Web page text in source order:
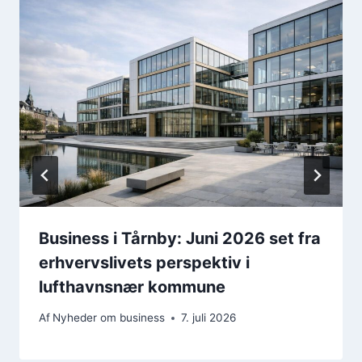
Business i Tårnby: Juni 2026 set fra
erhvervslivets perspektiv i
lufthavnsnær kommune
Af Nyheder om business 7. juli 2026